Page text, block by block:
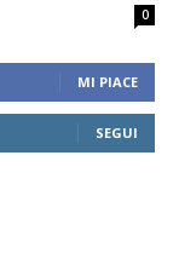
0
MI PIACE
SEGUI